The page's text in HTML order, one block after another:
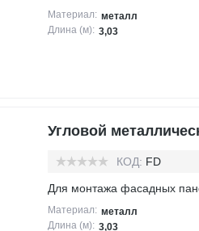
Материал: металл
Длина (м): 3,03
Угловой
КОД: FD
Для монтажа фасадных
Материал: металл
Длина (м): 3,03